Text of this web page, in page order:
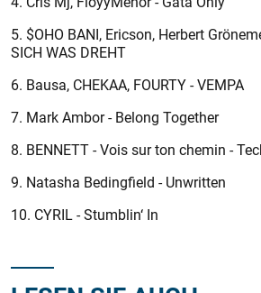
5. $OHO BANI, Ericson, Herbert
SICH WAS DREHT
6. Bausa, CHEKAA, FOURTY - VEMPA
7. Mark Ambor - Belong Together
8. BENNETT - Vois sur ton chemin -
9. Natasha Bedingfield - Unwritten
10. CYRIL - Stumblin‘ In